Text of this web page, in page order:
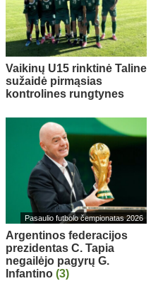
Vaikinų U15 rinktinė Taline
sužaidė pirmąsias
kontrolines rungtynes
Pasaulio futbolo čempionatas 2026
Argentinos federacijos
prezidentas C. Tapia
negailėjo pagyrų G.
Infantino (3)